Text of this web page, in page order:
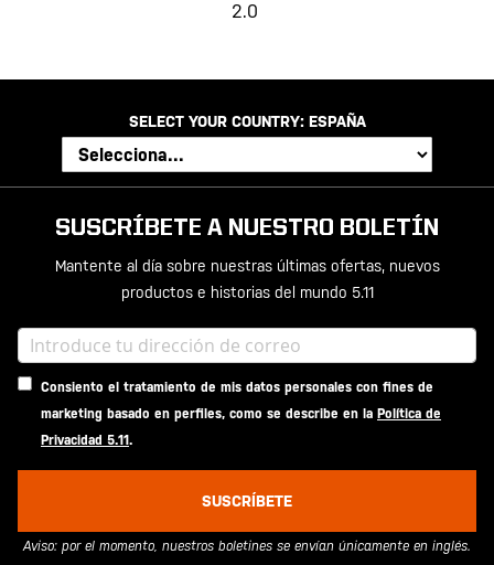
2.0
SELECT YOUR COUNTRY: ESPAÑA
SUSCRÍBETE A NUESTRO BOLETÍN
Mantente al día sobre nuestras últimas ofertas, nuevos
productos e historias del mundo 5.11
Consiento el tratamiento de mis datos personales con fines de
marketing basado en perfiles, como se describe en la Política de
Privacidad 5.11.
SUSCRÍBETE
Aviso: por el momento, nuestros boletines se envían únicamente en inglés.